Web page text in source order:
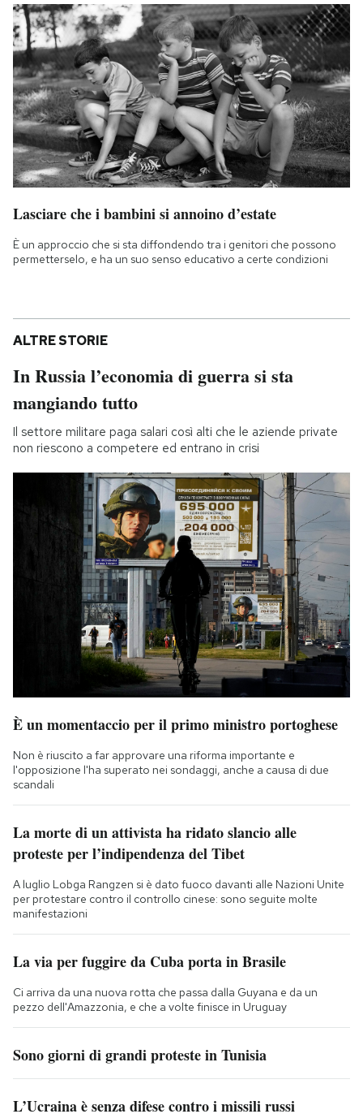
Lasciare che i bambini si annoino d’estate
È un approccio che si sta diffondendo tra i genitori che possono
permetterselo, e ha un suo senso educativo a certe condizioni
ALTRE STORIE
In Russia l’economia di guerra si sta
mangiando tutto
Il settore militare paga salari così alti che le aziende private
non riescono a competere ed entrano in crisi
È un momentaccio per il primo ministro portoghese
Non è riuscito a far approvare una riforma importante e
l'opposizione l'ha superato nei sondaggi, anche a causa di due
scandali
La morte di un attivista ha ridato slancio alle
proteste per l’indipendenza del Tibet
A luglio Lobga Rangzen si è dato fuoco davanti alle Nazioni Unite
per protestare contro il controllo cinese: sono seguite molte
manifestazioni
La via per fuggire da Cuba porta in Brasile
Ci arriva da una nuova rotta che passa dalla Guyana e da un
pezzo dell'Amazzonia, e che a volte finisce in Uruguay
Sono giorni di grandi proteste in Tunisia
L’Ucraina è senza difese contro i missili russi